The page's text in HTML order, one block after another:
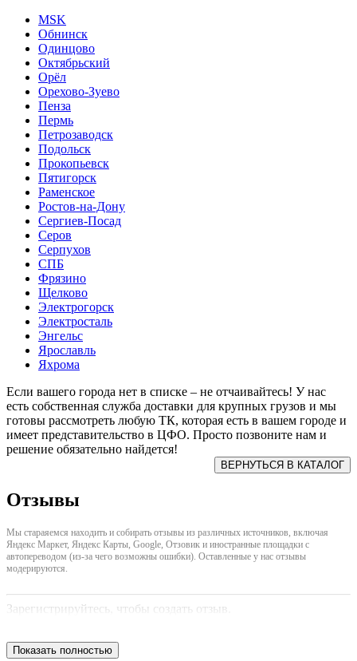
MSK
Обнинск
Одинцово
Октябрьский
Орёл
Орехово-Зуево
Пенза
Пермь
Петрозаводск
Подольск
Прокопьевск
Пятигорск
Раменское
Ростов-на-Дону
Сергиев-Посад
Серов
Серпухов
СПБ
Фрязино
Щелково
Электрогорск
Электросталь
Энгельс
Ярославль
Яхрома
Если вашего города нет в списке – не отчаивайтесь! У нас
есть собственная служба доставки для крупных грузов и мы
готовы рассмотреть любую ТК, которая есть в вашем городе и
имеет представительство в ЦФО. Просто позвоните нам и
решение обязательно найдется!
Отзывы
Мы стараяемся находить и собирать отзывы из различных источников, включая
Яндекс Маркет, Яндекс Карты, Google, Отзовик и иностранные площадки с
автопереводом (из-за чего возможны ошибки). Оставленные у нас отзывы
модерируются.
Зарегистрируйтесь, чтобы создать отзыв.
Показать полностью